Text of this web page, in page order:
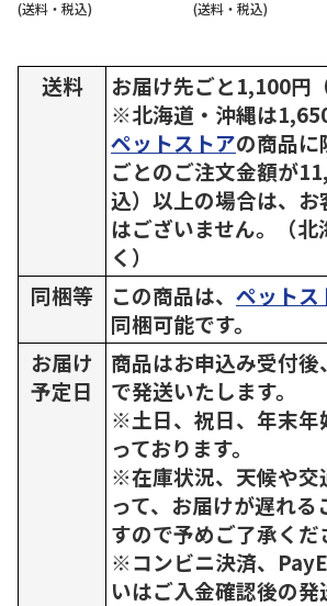
(送料・税込) (送料・税込)
送料
お届け先ごと1,100円
※北海道・沖縄は
ペットストアの商品に
ごとのご注文金額が
込）以上の場合は、お
はございません。（北
く）
同梱等
この商品は、 ペットス
同梱可能です。
お届け
予定日
商品はお申込み受付
で発送いたします。
※土日、祝日、年末年
っております。
※在庫状況、天候や交
って、お届けが遅れる
すので予めご了承くだ
※コンビニ決済、
いはご入金確認後の発